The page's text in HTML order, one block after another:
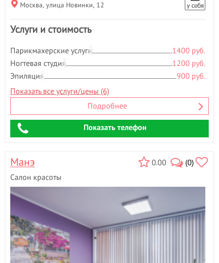
Москва, улица Новинки, 12
Услуги и стоимость
Парикмахерские услуги
1400 руб.
Ногтевая студия
1200 руб.
Эпиляция
900 руб.
Показать все услуги/цены (6)
Подробнее
Показать телефон
0.00 (0)
Манэ
Салон красоты